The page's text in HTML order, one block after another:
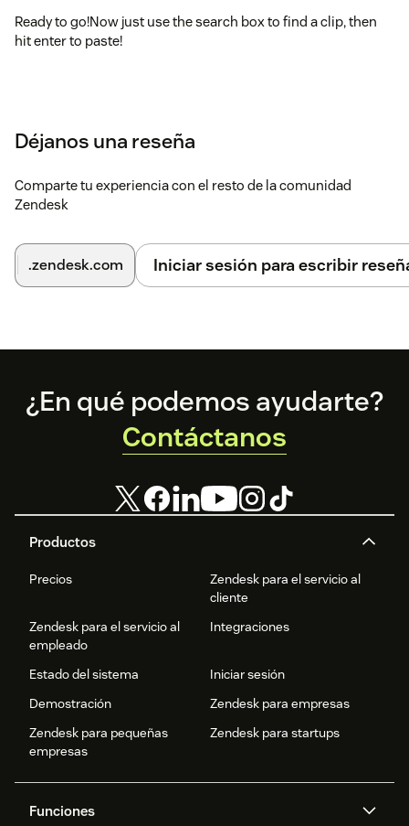
Ready to go!Now just use the search box to find a clip, then
hit enter to paste!
Déjanos una reseña
Comparte tu experiencia con el resto de la comunidad
Zendesk
.zendesk.com Iniciar sesión para escribir
Footer
Productos
Precios
Zendesk para el servicio al
cliente
Zendesk para el servicio al
empleado
Integraciones
Estado del sistema
Iniciar sesión
Demostración
Zendesk para empresas
Zendesk para pequeñas
empresas
Zendesk para startups
Funciones
¿En qué podemos ayudarte?
Contáctanos